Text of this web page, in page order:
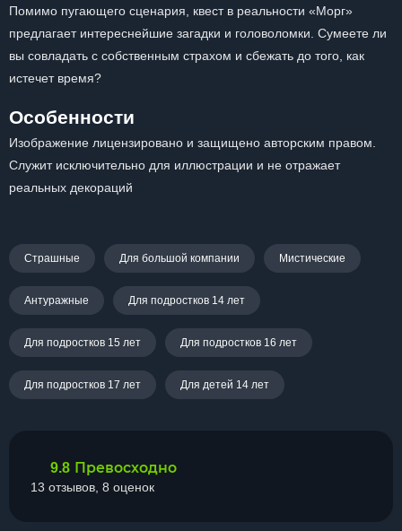
Помимо пугающего сценария, квест в реальности «Морг»
предлагает интереснейшие загадки и головоломки. Сумеете ли
вы совладать с собственным страхом и сбежать до того, как
истечет время?
Особенности
Изображение лицензировано и защищено авторским правом.
Служит исключительно для иллюстрации и не отражает
реальных декораций
Страшные Для большой компании Мистические
Антуражные Для подростков 14 лет
Для подростков 15 лет Для подростков 16 лет
Для подростков 17 лет Для детей 14 лет
9.8 Превосходно
13 отзывов, 8 оценок